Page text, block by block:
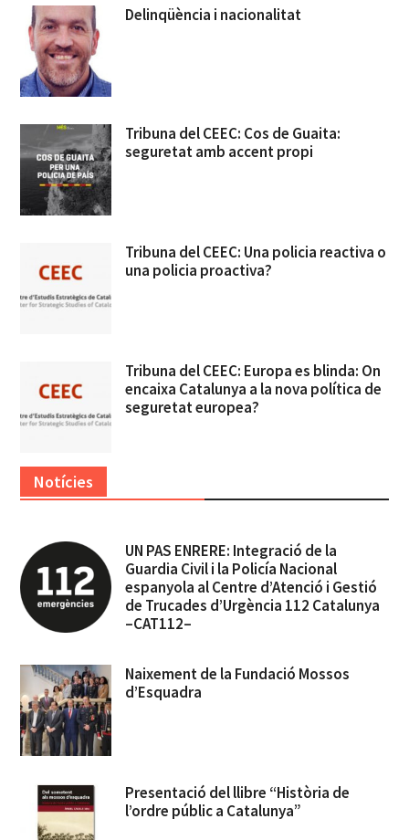
Delinqüència i nacionalitat
Tribuna del CEEC: Cos de Guaita:
seguretat amb accent propi
Tribuna del CEEC: Una policia reactiva o
una policia proactiva?
Tribuna del CEEC: Europa es blinda: On
encaixa Catalunya a la nova política de
seguretat europea?
Notícies
UN PAS ENRERE: Integració de la
Guardia Civil i la Policía Nacional
espanyola al Centre d’Atenció i Gestió
de Trucades d’Urgència 112 Catalunya
–CAT112–
Naixement de la Fundació Mossos
d’Esquadra
Presentació del llibre “Història de
l’ordre públic a Catalunya”